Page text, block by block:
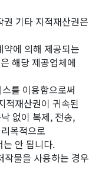
기타 지적재산권은
에 의해 제공되는
해당 제공업체에
를 이용함으로써
적재산권이 귀속된
없이 복제, 전송,
목적으로
안 됩니다.
물을 사용하는 경우